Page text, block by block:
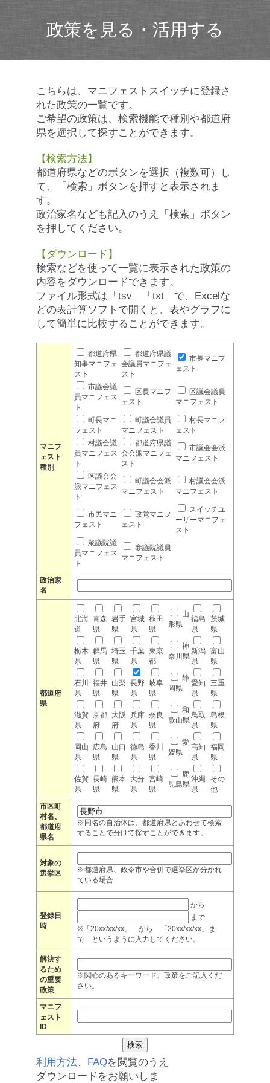
政策を見る・活用する
こちらは、マニフェストスイッチに登録さ
れた政策の一覧です。
ご希望の政策は、検索機能で種別や都道府
県を選択して探すことができます。
【検索方法】
都道府県などのボタンを選択（複数可）し
て、「検索」ボタンを押すと表示されま
す。
政治家名なども記入のうえ「検索」ボタン
を押してください。
【ダウンロード】
検索などを使って一覧に表示された政策の
内容をダウンロードできます。
ファイル形式は「tsv」「txt」で、Excelな
どの表計算ソフトで開くと、表やグラフに
して簡単に比較することができます。
マニフ
ェスト
種別
都道府県
知事マニフェ
スト
都道府県議
会議員マニフェ
スト
市長マニフ
ェスト
市議会議
員マニフェス
ト
区長マニフ
ェスト
区議会議員
マニフェスト
町長マニ
フェスト
町議会議員
マニフェスト
村長マニフ
ェスト
村議会議
員マニフェス
ト
都道府県議
会会派マニフェ
スト
市議会会派
マニフェスト
区議会会
派マニフェス
ト
町議会会派
マニフェスト
村議会会派
マニフェスト
市民マニ
フェスト
政党マニフ
ェスト
スイッチユ
ーザーマニフェ
スト
衆議院議
員マニフェス
ト
参議院議員
マニフェスト
政治家
名
都道府
県
北海
道
青森
県
岩手
県
宮城
県
秋田
県
山
形県
福島
県
茨城
県
栃木
県
群馬
県
埼玉
県
千葉
県
東京
都
神
奈川県
新潟
県
富山
県
石川
県
福井
県
山梨
県
長野
県
岐阜
県
静
岡県
愛知
県
三重
県
滋賀
県
京都
府
大阪
府
兵庫
県
奈良
県
和
歌山県
鳥取
県
島根
県
岡山
県
広島
県
山口
県
徳島
県
香川
県
愛
媛県
高知
県
福岡
県
佐賀
県
長崎
県
熊本
県
大分
県
宮崎
県
鹿
児島県
沖縄
県
その
他
市区町
村名、
都道府
県名
※同名の自治体は、都道府県とあわせて検索
することで分けて探すことができます。
対象の
選挙区
※都道府県、政令市や合併で選挙区が分かれ
ている場合
登録日
時
から
まで
※「20xx/xx/xx」 から 「20xx/xx/xx」ま
で というように入力してください。
解決す
るため
の重要
政策
※関心のあるキーワード、政策をご記入くだ
さい。
マニフ
ェスト
ID
利用方法、 FAQを閲覧のうえ
ダウンロードをお願いしま